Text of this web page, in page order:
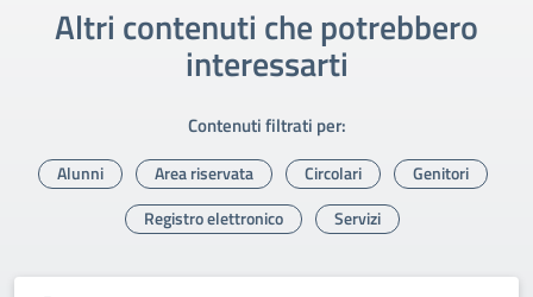
Altri contenuti che potrebbero
interessarti
Contenuti filtrati per:
Alunni Area riservata Circolari
Genitori
Registro elettronico
Servizi